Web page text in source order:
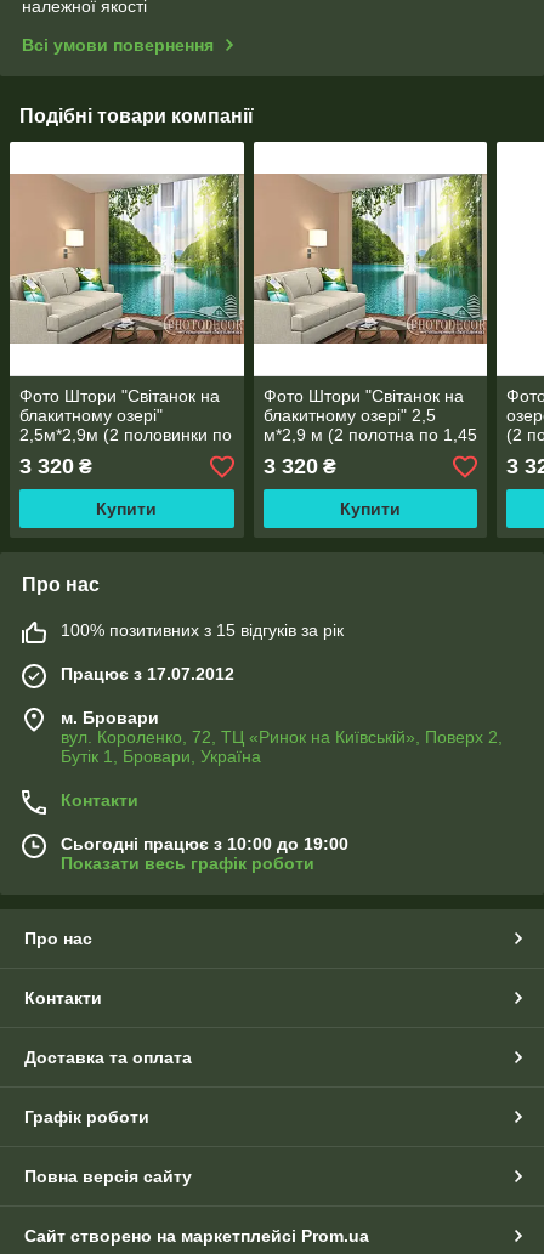
належної якості
Всі умови повернення
Подібні товари компанії
Фото Штори "Світанок на
блакитному озері"
2,5м*2,9м (2 половинки по
1,45м), тасьма
3 320 ₴
Купити
Фото Штори "Світанок на
блакитному озері" 2,5
м*2,9 м (2 полотна по 1,45
м), тасьма
3 320₴
Купити
(2
3
Про нас
100% позитивних з 15 відгуків за рік
Працює з 17.07.2012
м. Бровари
вул. Короленко, 72, ТЦ «Ринок на Київській», Поверх 2,
Бутік 1, Бровари, Україна
Контакти
Сьогодні працює з 10:00 до 19:00
Показати весь графік роботи
Про нас
Контакти
Доставка та оплата
Графік роботи
Повна версія сайту
Сайт створено на маркетплейсі Prom.ua